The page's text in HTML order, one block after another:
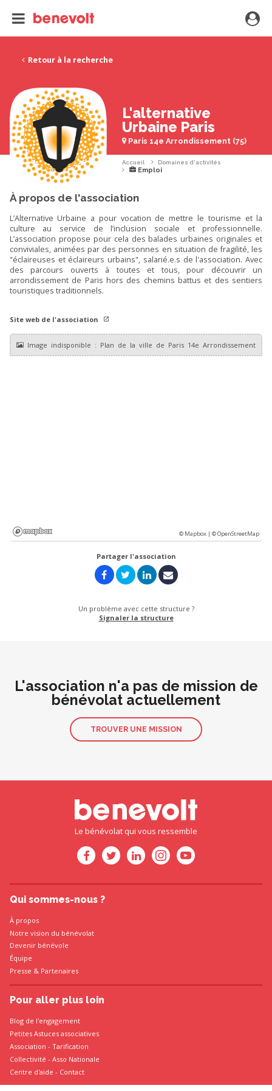
Retour à la recherche
L'alternative
Urbaine Paris
Paris 14e Arrondissement (75)
Accueil Domaines d'activités
Emploi
À propos de l'association
L’Alternative Urbaine a pour vocation de mettre le tourisme et la
culture au service de l’inclusion sociale et professionnelle.
L’association propose pour cela des balades urbaines originales et
conviviales, animées par des personnes en situation de fragilité, les
"éclaireuses et éclaireurs urbains", salarié.e.s de l'association. Avec
des parcours ouverts à toutes et tous, pour découvrir un
arrondissement de Paris hors des chemins battus et des sentiers
touristiques traditionnels.
Site web de l'association
© Mapbox |© OpenStreetMap
Partager l'association
Un problème avec cette structure ?
Signaler la structure
L'association n'a pas de mission de
bénévolat actuellement
TROUVER UNE MISSION
Le bénévolat qui vous ressemble
Qui sommes-nous ?
À propos
Notre vision du bénévolat
Devenir bénévole
Équipe
Presse & Partenaires
Pour aller plus loin
Blog de l'engagement
Petites Astuces associatives
Association - Tarification
Collectivité - Asso Nationale
Centre d'aide - Contact